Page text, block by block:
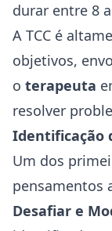
durar entre 8
A TCC é
objetivos,
o terapeuta
resolver
Identificação
Um dos
pensamentos
Desafiar e